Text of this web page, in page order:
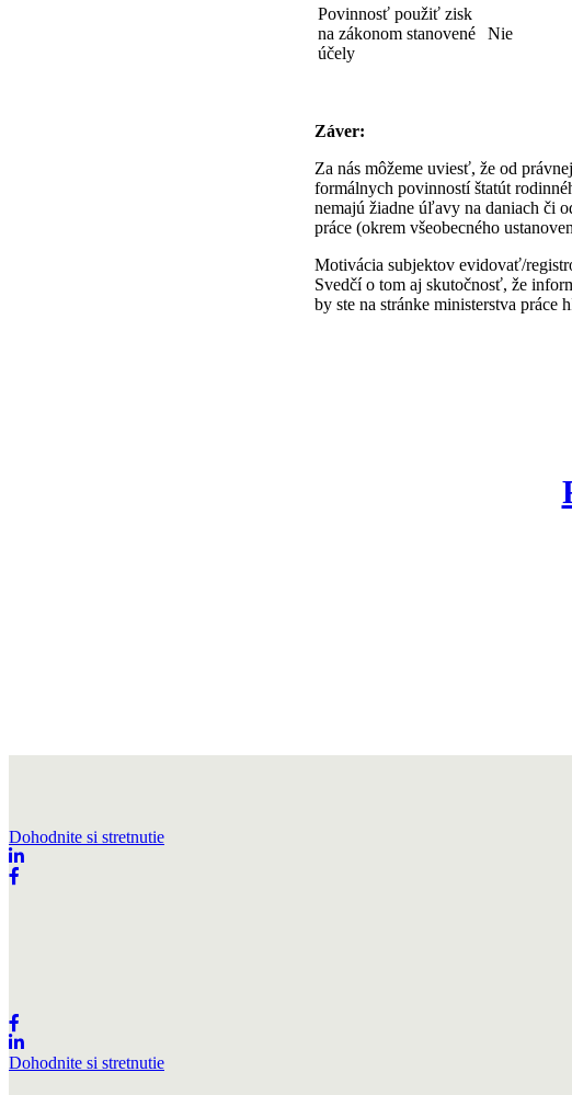
Povinnosť použiť zisk
na zákonom stanovené
účely
Nie
Záver:
Za nás môžeme uviesť, že od
formálnych povinností štatút
nemajú žiadne úľavy na daniach či
práce (okrem všeobecného
Motivácia subjektov evidovať/
Svedčí o tom aj skutočnosť, že
by ste na stránke ministerstva práce
Dohodnite si stretnutie
Dohodnite si stretnutie